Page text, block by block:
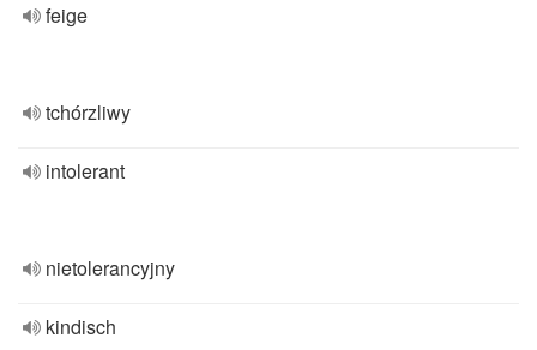
feige
tchórzliwy
intolerant
nietolerancyjny
kindisch